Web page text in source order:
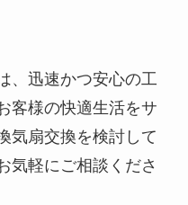
、迅速かつ安心の工
客様の快適生活をサ
気扇交換を検討して
気軽にご相談くださ